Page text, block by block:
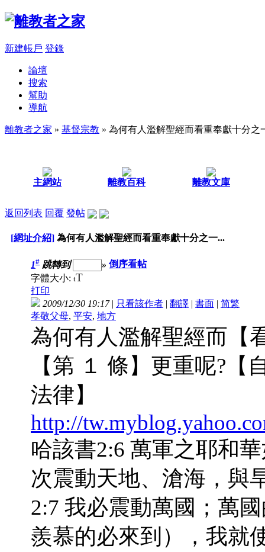
新建帳戶 登錄
論壇
搜索
幫助
導航
離教者之家 » 基督宗教 » 為何有人濫解聖經而看重奉獻十分之
主網站 離教百科 離教文庫
返回列表 回覆 發帖
[網址介紹] 為何有人濫解聖經而看重奉獻十分之一...
1# 跳轉到 » 倒序看帖
字體大小: tT
打印
2009/12/30 19:17| 只看該作者 | 翻譯 | 書面 | 简繁
孝敬父母, 平安, 地方
為何有人濫解聖經而【
【第 １ 條】更重呢?
法律】
http://
哈該書2:6 萬軍之耶和
次震動天地、滄海，與
2:7 我必震動萬國；萬
羨慕的必來到），我就